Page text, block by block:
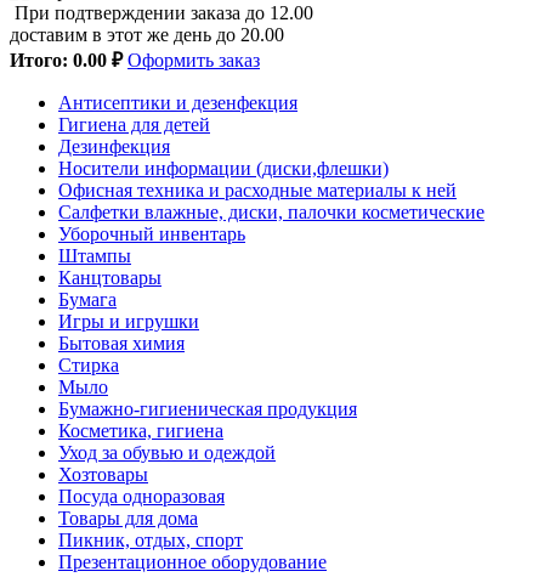
При подтверждении заказа до 12.00
доставим в этот же день до 20.00
Итого: 0.00 ₽ Оформить заказ
Антисептики и дезенфекция
Гигиена для детей
Дезинфекция
Носители информации (диски,флешки)
Офисная техника и расходные материалы к ней
Салфетки влажные, диски, палочки косметические
Уборочный инвентарь
Штампы
Канцтовары
Бумага
Игры и игрушки
Бытовая химия
Стирка
Мыло
Бумажно-гигиеническая продукция
Косметика, гигиена
Уход за обувью и одеждой
Хозтовары
Посуда одноразовая
Товары для дома
Пикник, отдых, спорт
Презентационное оборудование